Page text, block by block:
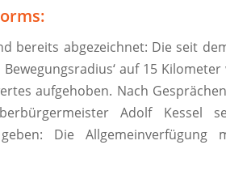
bereits abgezeichnet: Die seit
auf 15 Kilometer
aufgehoben. Nach
Adolf Kessel
Die Allgemeinverfügung